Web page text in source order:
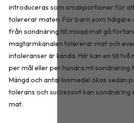
introduceras som smakportioner för
tolererar maten. För barn som tidigare
från sondnäring till mixad mat gå
magtarmkanalen tolererar mat och
intoleranser är kända. Här kan en till
per mål eller per hundra ml sondnäring
Mängd och antal livsmedel ökas sedan
tolerans och successivt kan sondnäring
mat.